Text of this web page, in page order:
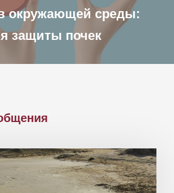
окружающей среды:
защиты почек